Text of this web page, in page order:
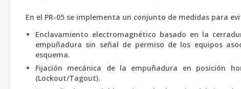
En el PR-05 se implementa un conjunto de medidas para
Enclavamiento electromagnético basado en la
empuñadura sin señal de permiso de los equipos
esquema.
Fijación mecánica de la empuñadura en posición
(Lockout/Tagout).